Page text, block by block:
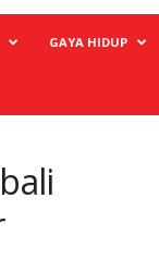
GAYA HIDUP